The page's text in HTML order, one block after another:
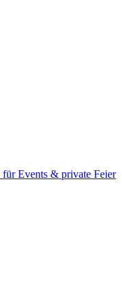
Events & private Feier